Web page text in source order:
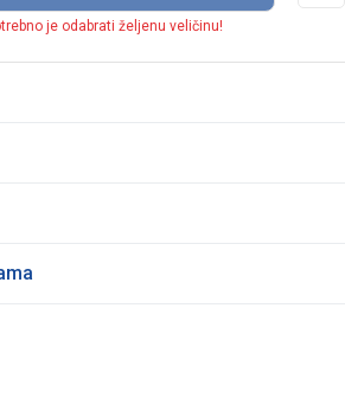
je odabrati željenu veličinu!